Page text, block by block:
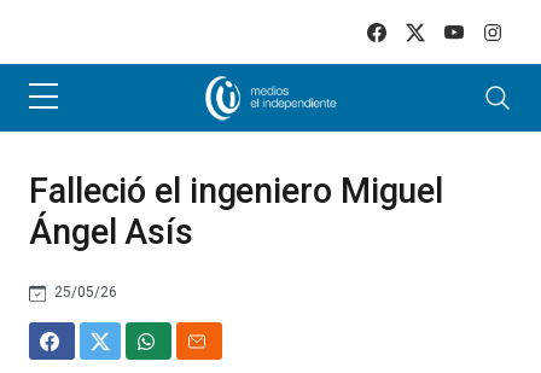
Falleció el ingeniero Miguel
Ángel Asís
25/05/26